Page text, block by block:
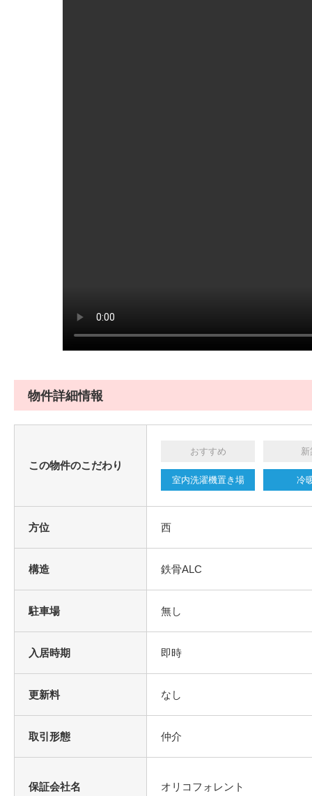
物件詳細情報
この物件のこだわり
おすすめ 新
室内洗濯機置き場 冷
方位 西
構造 鉄骨ALC
駐車場 無し
入居時期 即時
更新料 なし
取引形態 仲介
保証会社名 オリコフォレント